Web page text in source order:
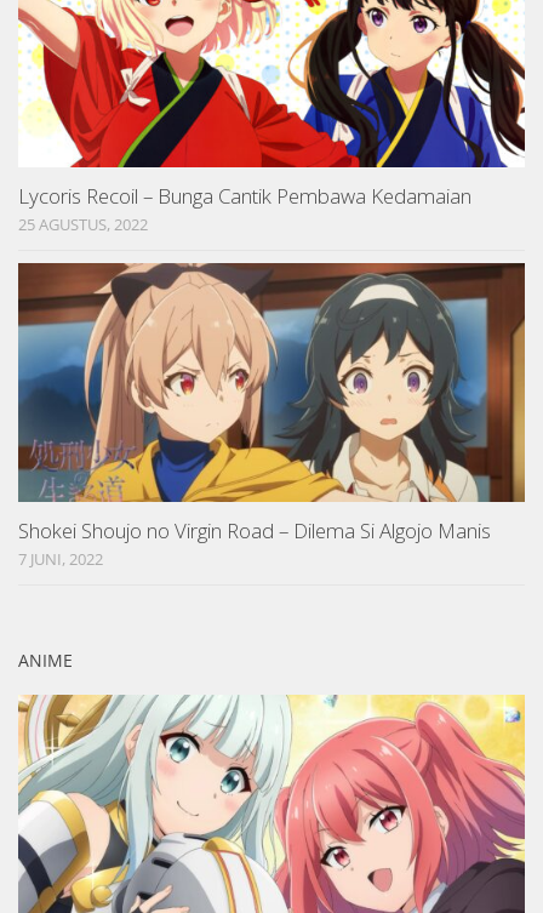
Lycoris Recoil – Bunga Cantik Pembawa Kedamaian
25 AGUSTUS, 2022
Shokei Shoujo no Virgin Road – Dilema Si Algojo Manis
7 JUNI, 2022
ANIME